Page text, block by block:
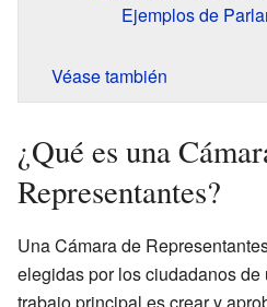
Ejemplos de
Véase también
¿Qué es una
Representantes?
Una Cámara de
elegidas por los ciudadanos